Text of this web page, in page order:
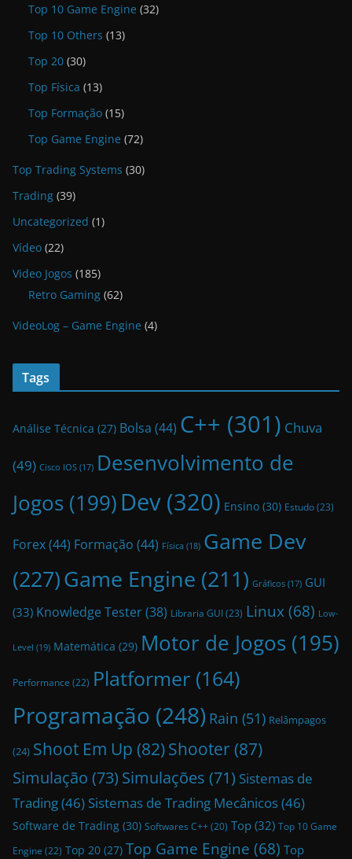
Top 10 Game Engine (32)
Top 10 Others (13)
Top 20 (30)
Top Física (13)
Top Formação (15)
Top Game Engine (72)
Top Trading Systems (30)
Trading (39)
Uncategorized (1)
Vídeo (22)
Video Jogos (185)
Retro Gaming (62)
VideoLog – Game Engine (4)
Tags
Análise Técnica (27) Bolsa (44) C++ (301) Chuva
(49) Cisco IOS (17) Desenvolvimento de
Jogos (199)Dev(320) Ensino (30) Estudo(23)
Forex(44) Formação (44) Física (18) Game Dev
(227)Game Engine (211) Gráficos (17) GUI
(33) Knowledge Tester(38) Libraria GUI(23) Linux(68) Low-
Level (19) Matemática (29) Motor de Jogos (195)
Performance (22) Platformer (164)
Programação (248) Rain (51) Relâmpagos
(24) Shoot Em Up (82)Shooter (87)
Simulação (73) Simulações (71) Sistemas de
Trading(46) Sistemas de Trading Mecânicos(46)
Software de Trading (30) Softwares C++ (20) Top (32) Top 10 Game
Engine (22) Top 20 (27) Top Game Engine (68) Top